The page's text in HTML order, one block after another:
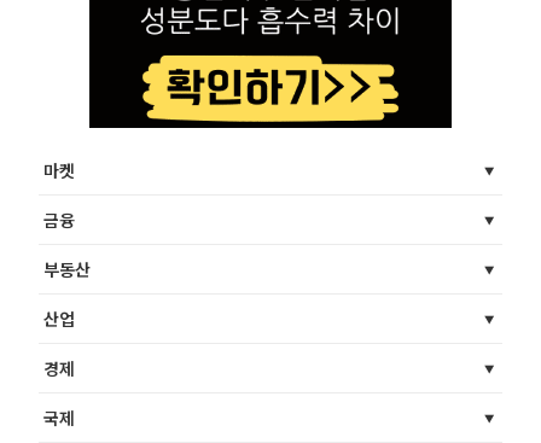
마켓
금융
부동산
산업
경제
국제